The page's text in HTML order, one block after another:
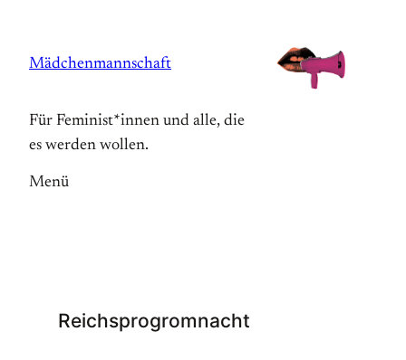
springen
Mädchenmannschaft
Für Feminist*innen und alle, die
es werden wollen.
Menü
Reichsprogromnacht